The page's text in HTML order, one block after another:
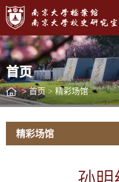
首页
> 首页 > 精彩场馆
精彩场馆
孙明